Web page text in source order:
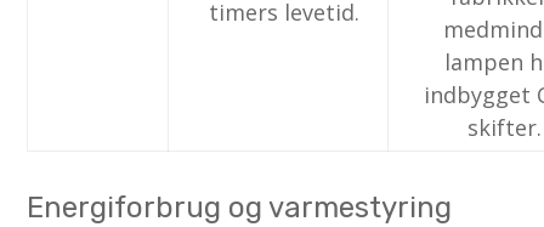
timers levetid.
lampen
indbygget
skifter.
Energiforbrug og varmestyring